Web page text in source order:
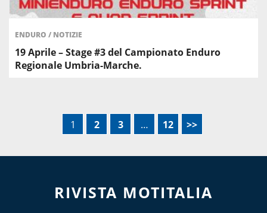
ENDURO / NOTIZIE
19 Aprile – Stage #3 del Campionato Enduro
Regionale Umbria-Marche.
1 2 3 … 12 >>
RIVISTA MOTITALIA